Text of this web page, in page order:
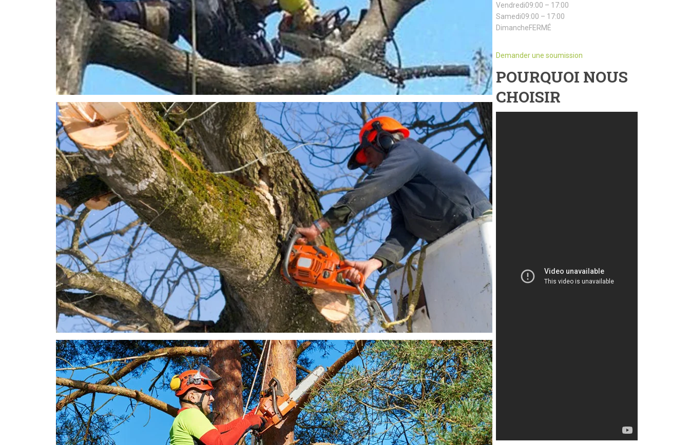
Vendredi09:00 – 17:00
Samedi09:00 – 17:00
DimancheFERMÉ
Demander une soumission
POURQUOI NOUS
CHOISIR